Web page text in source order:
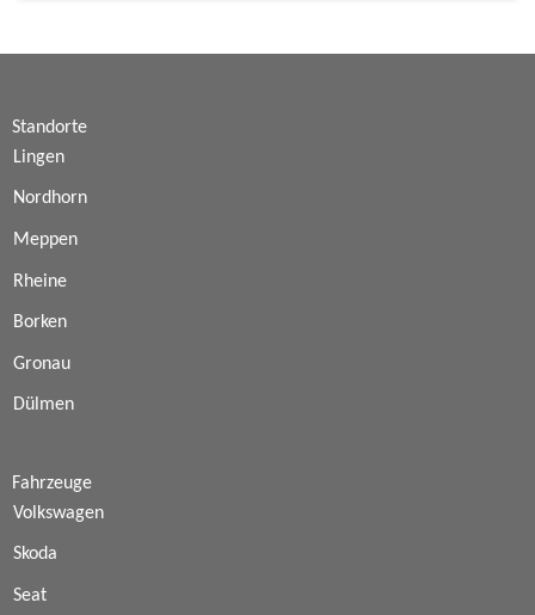
Standorte
Lingen
Nordhorn
Meppen
Rheine
Borken
Gronau
Dülmen
Fahrzeuge
Volkswagen
Skoda
Seat